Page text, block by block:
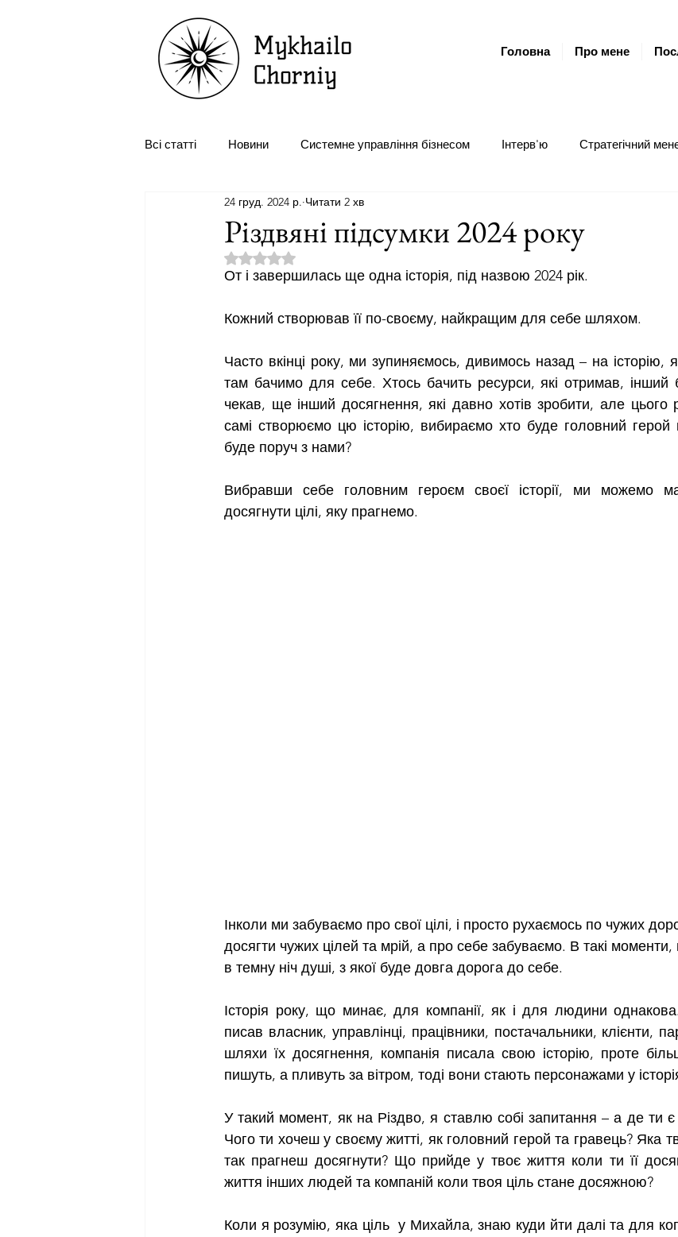
Головна Про мене
Всі статті Новини Системне управління бізнесом Інтерв'ю Стратегічний
Розстановка персоналу Операційний менеджмент
Різдвяні підсумки 2024 року
24 груд. 2024 р. Читати 2 хв
Оцінка: NaN з 5 зірок.
От і завершилась ще одна історія, під назвою 2024 рік.
Кожний створював її по-своєму, найкращим для себе шляхом.
Часто вкінці року, ми зупиняємось, дивимось назад – на історію,
там бачимо для себе. Хтось бачить ресурси, які отримав, інший
чекав, ще інший досягнення, які давно хотів зробити, але
самі створюємо цю історію, вибираємо хто буде головний герой
буде поруч з нами?
Вибравши себе головним героєм своєї історії, ми можемо
досягнути цілі, яку прагнемо.
Інколи ми забуваємо про свої цілі, і просто рухаємось по чужих
досягти чужих цілей та мрій, а про себе забуваємо. В такі
в темну ніч душі, з якої буде довга дорога до себе.
Історія року, що минає, для компанії, як і для людини
писав власник, управлінці, працівники, постачальники, клієнти,
шляхи їх досягнення, компанія писала свою історію, проте
пишуть, а пливуть за вітром, тоді вони стають персонажами у
У такий момент, як на Різдво, я ставлю собі запитання – а де ти є
Чого ти хочеш у своєму житті, як головний герой та гравець? Яка
так прагнеш досягнути? Що прийде у твоє життя коли ти її
життя інших людей та компаній коли твоя ціль стане досяжною?
Коли я розумію, яка ціль  у Михайла, знаю куди йти далі та для